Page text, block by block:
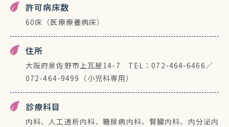
許可病床数
60床（医療療養病床）
住所
大阪府泉佐野市上瓦屋14-7 TEL：072-464-6466／
072-464-9499（小児科専用）
診療科目
内科、人工透析内科、糖尿病内科、腎臓内科、内分泌内